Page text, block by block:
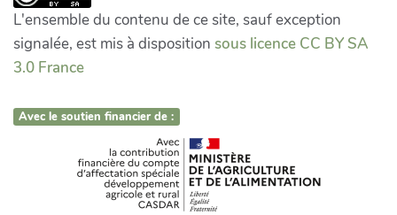
L'ensemble du contenu de ce site, sauf exception
signalée, est mis à disposition sous licence CC BY SA
3.0 France
Avec le soutien financier de :